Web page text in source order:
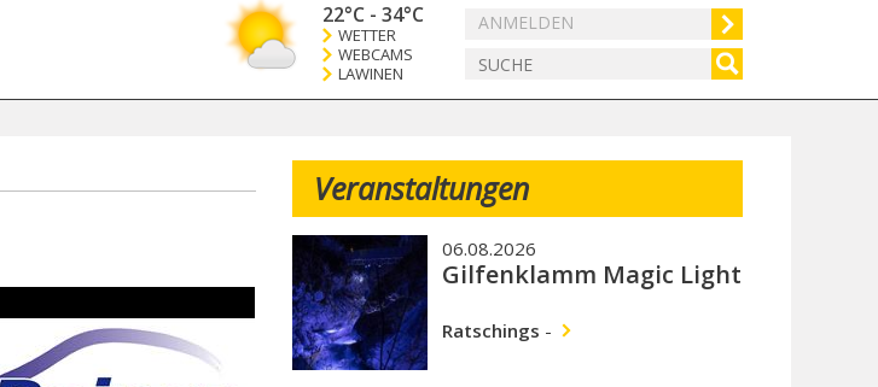
ANMELDEN
22°C - 34°C
WETTER
WEBCAMS
LAWINEN
Veranstaltungen
06.08.2026
Gilfenklamm Magic Light
Ratschings -